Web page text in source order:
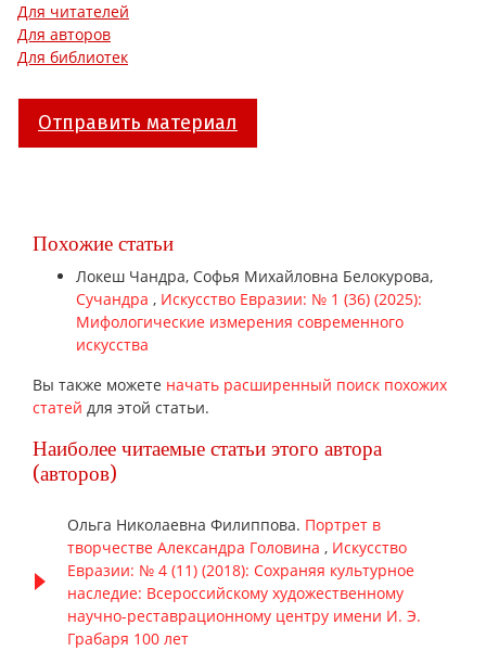
Для читателей
Для авторов
Для библиотек
Отправить материал
Похожие статьи
Локеш Чандра, Софья Михайловна Белокурова,
Сучандра , Искусство Евразии: № 1 (36) (2025):
Мифологические измерения современного
искусства
Вы также можете начать расширенный поиск похожих
статей для этой статьи.
Наиболее читаемые статьи этого автора
(авторов)
Ольга Николаевна Филиппова. Портрет в
творчестве Александра Головина , Искусство
Евразии: № 4 (11) (2018): Сохраняя культурное
наследие: Всероссийскому художественному
научно-реставрационному центру имени И. Э.
Грабаря 100 лет